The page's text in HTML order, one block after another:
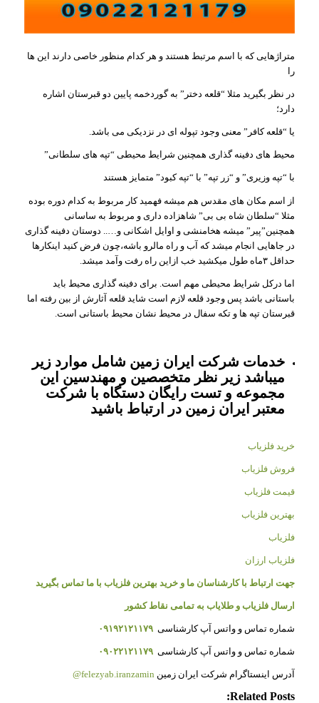
متراژهایی که با اسم مرتبط هستند و هر کدام منظور خاصی دارند این ها
را
در نظر بگیرید مثلا “قلعه دختر” به گوردخمه پایین دو قبرستان اشاره
دارد؛
یا “قلعه کافر” معنی وجود تپوله ای در نزدیکی می باشد.
محیط های دفینه گذاری همچنین شرایط محیطی “تپه های سلطانی”
با “تپه وزیری” و “زر تپه” با “تپه کبود” متمایز هستند
از اسم مکان های مقدس هم میشه فهمید کار مربوط به کدام دوره بوده
مثلا “سلطان شاه بی بی” شاهزاده داری و مربوط به ساسانی
همچنین”پیر” میشه هخامنشی و اوایل اشکانی و….. دوستان دفینه گذاری
در جاهایی انجام میشد که آب و راه مالرو باشه،چون فرض کنید اینکارها
حداقل ۳ماه طول میکشید خب ازاین راه رفت وآمد میشد.
اما درکل شرایط محیطی مهم است. برای دفینه گذاری محیط باید
باستانی باشد پس وجود قلعه لازم است شاید قلعه آثارش از بین رفته اما
قبرستان تپه ها و تکه سفال در محیط نشان محیط باستانی است.
خدمات شرکت ایران زمین شامل موارد زیر
میباشد زیر نظر متخصصین و مهندسین این
مجموعه و تست رایگان دستگاه با شرکت
معتبر ایران زمین در ارتباط باشید
خرید فلزیاب
فروش فلزیاب
قیمت فلزیاب
بهترین فلزیاب
فلزیاب
فلزیاب ارزان
جهت ارتباط با کارشناسان ما و خرید بهترین فلزیاب با ما تماس بگیرید
ارسال فلزیاب و طلایاب به تمامی نقاط کشور
شماره تماس و واتس آپ کارشناسی ۰۹۱۹۲۱۲۱۱۷۹
شماره تماس و واتس آپ کارشناسی ۰۹۰۲۲۱۲۱۱۷۹
آدرس اینستاگرام شرکت ایران زمین felezyab.iranzamin@
Related Posts: